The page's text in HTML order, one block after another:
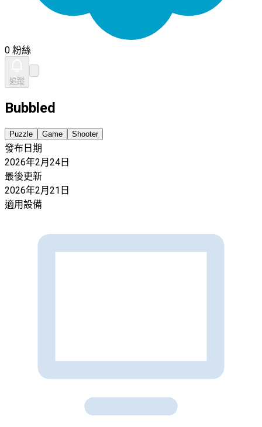
0 粉絲
追蹤
Bubbled
Puzzle Game Shooter
發布日期
2026年2月24日
最後更新
2026年2月21日
適用設備